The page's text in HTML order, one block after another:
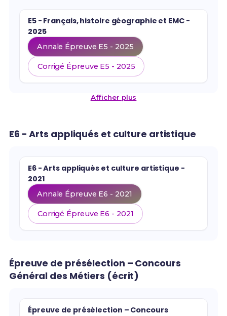
E5 - Français, histoire géographie et EMC -
2025
Annale Épreuve E5 - 2025
Corrigé Épreuve E5 - 2025
Afficher plus
E6 - Arts appliqués et culture artistique
E6 - Arts appliqués et culture artistique -
2021
Annale Épreuve E6 - 2021
Corrigé Épreuve E6 - 2021
Épreuve de présélection – Concours
Général des Métiers (écrit)
Épreuve de présélection – Concours